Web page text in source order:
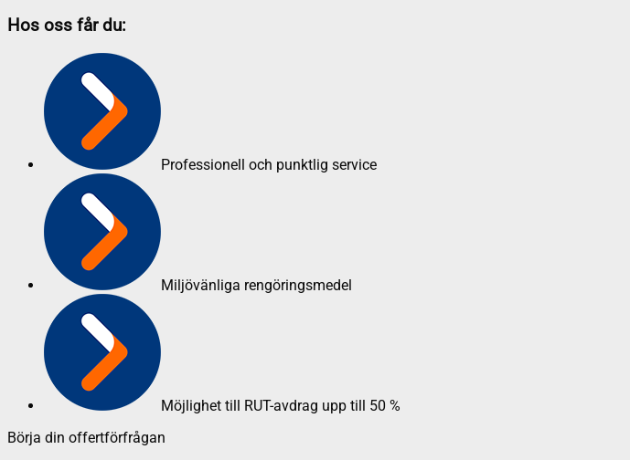
Hos oss får du:
Professionell och punktlig service
Miljövänliga rengöringsmedel
Möjlighet till RUT-avdrag upp till 50 %
Börja din offertförfrågan